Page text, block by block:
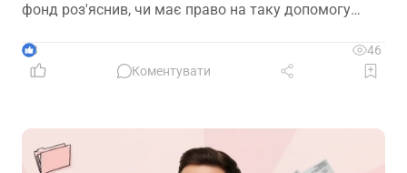
фонд роз'яснив, чи має право на таку допомогу
3
46
Коментувати